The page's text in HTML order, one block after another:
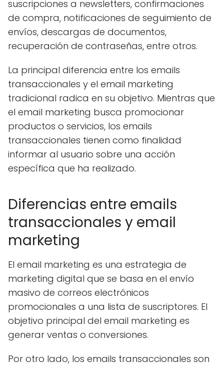
suscripciones a newsletters, confirmaciones
de compra, notificaciones de seguimiento de
envíos, descargas de documentos,
recuperación de contraseñas, entre otros.
La principal diferencia entre los emails
transaccionales y el email marketing
tradicional radica en su objetivo. Mientras que
el email marketing busca promocionar
productos o servicios, los emails
transaccionales tienen como finalidad
informar al usuario sobre una acción
específica que ha realizado.
Diferencias entre emails
transaccionales y email
marketing
El email marketing es una estrategia de
marketing digital que se basa en el envío
masivo de correos electrónicos
promocionales a una lista de suscriptores. El
objetivo principal del email marketing es
generar ventas o conversiones.
Por otro lado, los emails transaccionales son